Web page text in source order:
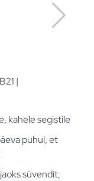
|
kahele segistile
puhul, et
süvendit,